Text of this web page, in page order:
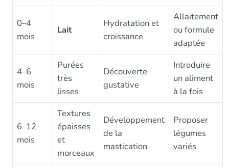
0–4
mois
Lait
Hydratation et
croissance
Allaitement
ou formule
adaptée
4–6
mois
Purées
très
lisses
Découverte
gustative
Introduire
un aliment
à la fois
6–12
mois
Textures
épaisses
et
morceaux
Développement
de la
mastication
Proposer
légumes
variés